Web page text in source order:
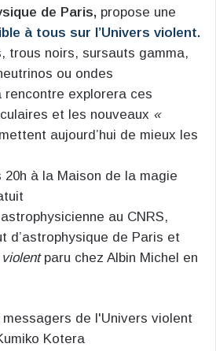
de Paris, propose une
à tous sur l’Univers violent.
trous noirs, sursauts gamma,
ou ondes
explorera ces
et les nouveaux «
aujourd’hui de mieux les
20h à la Maison de la magie
au CNRS,
d’astrophysique de Paris et
violentparu chez Albin Michel en